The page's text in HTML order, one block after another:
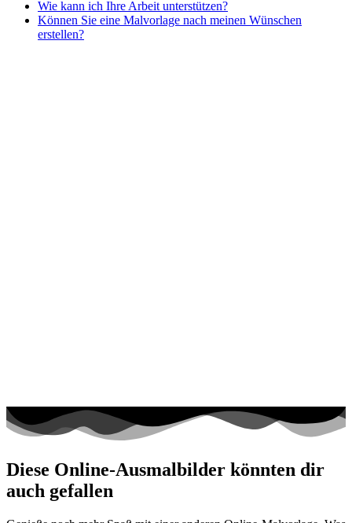
Nezaradené
Unkategorisiert
Wie kann ich Ihre Arbeit unterstützen?
Können Sie eine Malvorlage nach meinen Wünschen
erstellen?
Diese Online-Ausmalbilder könnten dir
auch gefallen